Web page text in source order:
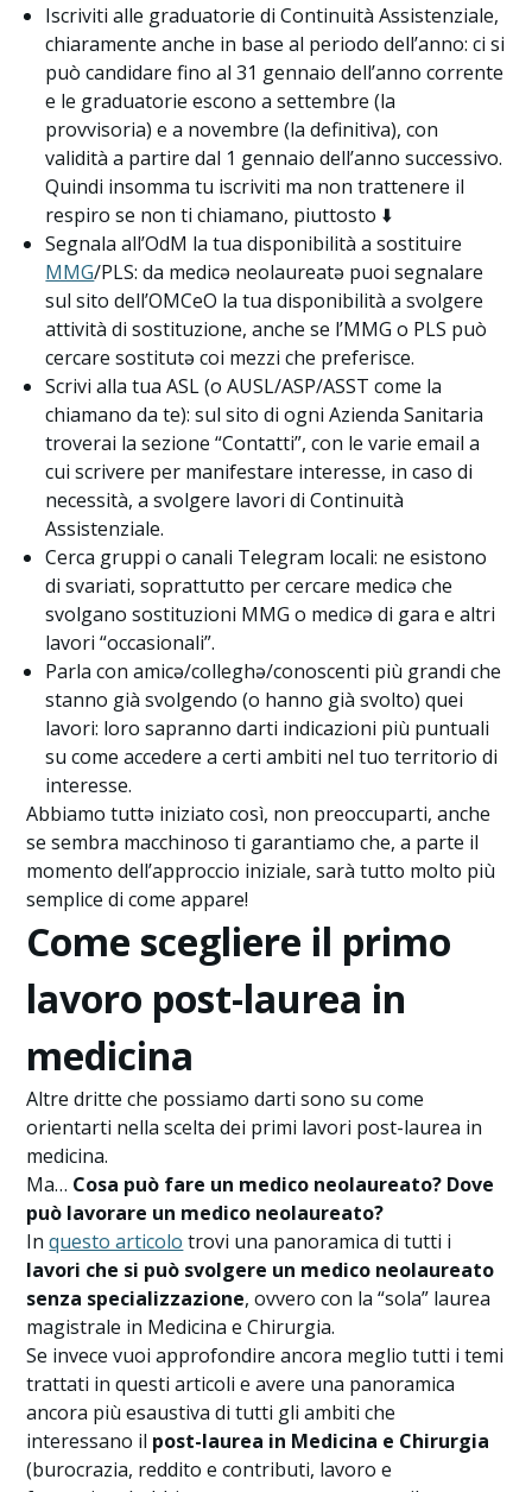
Iscriviti alle graduatorie di Continuità Assistenziale,
chiaramente anche in base al periodo dell’anno: ci si
può candidare fino al 31 gennaio dell’anno corrente
e le graduatorie escono a settembre (la
provvisoria) e a novembre (la definitiva), con
validità a partire dal 1 gennaio dell’anno successivo.
Quindi insomma tu iscriviti ma non trattenere il
respiro se non ti chiamano, piuttosto ⬇️
Segnala all’OdM la tua disponibilità a sostituire
MMG/PLS: da medicə neolaureatə puoi segnalare
sul sito dell’OMCeO la tua disponibilità a svolgere
attività di sostituzione, anche se l’MMG o PLS può
cercare sostitutə coi mezzi che preferisce.
Scrivi alla tua ASL (o AUSL/ASP/ASST come la
chiamano da te): sul sito di ogni Azienda Sanitaria
troverai la sezione “Contatti”, con le varie email a
cui scrivere per manifestare interesse, in caso di
necessità, a svolgere lavori di Continuità
Assistenziale.
Cerca gruppi o canali Telegram locali: ne esistono
di svariati, soprattutto per cercare medicə che
svolgano sostituzioni MMG o medicə di gara e altri
lavori “occasionali”.
Parla con amicə/colleghə/conoscenti più grandi che
stanno già svolgendo (o hanno già svolto) quei
lavori: loro sapranno darti indicazioni più puntuali
su come accedere a certi ambiti nel tuo territorio di
interesse.
Abbiamo tuttə iniziato così, non preoccuparti, anche
se sembra macchinoso ti garantiamo che, a parte il
momento dell’approccio iniziale, sarà tutto molto più
semplice di come appare!
Come scegliere il primo
lavoro post-laurea in
medicina
Altre dritte che possiamo darti sono su come
orientarti nella scelta dei primi lavori post-laurea in
medicina.
Ma… Cosa può fare un medico neolaureato? Dove
può lavorare un medico neolaureato?
Inquesto articolo trovi una panoramica di tutti i
lavori che si può svolgere un medico neolaureato
senza specializzazione, ovvero con la “sola” laurea
magistrale in Medicina e Chirurgia.
Se invece vuoi approfondire ancora meglio tutti i temi
trattati in questi articoli e avere una panoramica
ancora più esaustiva di tutti gli ambiti che
interessano il post-laurea in Medicina e Chirurgia
(burocrazia, reddito e contributi, lavoro e